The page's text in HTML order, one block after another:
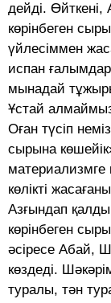
дейді. Өйткені,
көрінбеген
үйлесіммен
испан
мынадай
Ұстай
Оған түсіп
сырына
материализмге
көлікті
Азғындап
көрінбеген
әсіресе Абай,
көздеді.
туралы, тән